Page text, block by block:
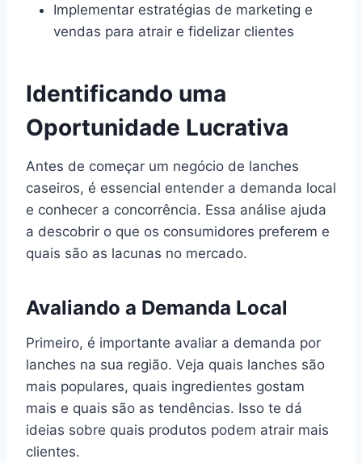
Implementar estratégias de marketing e
vendas para atrair e fidelizar clientes
Identificando uma
Oportunidade Lucrativa
Antes de começar um negócio de lanches
caseiros, é essencial entender a demanda local
e conhecer a concorrência. Essa análise ajuda
a descobrir o que os consumidores preferem e
quais são as lacunas no mercado.
Avaliando a Demanda Local
Primeiro, é importante avaliar a demanda por
lanches na sua região. Veja quais lanches são
mais populares, quais ingredientes gostam
mais e quais são as tendências. Isso te dá
ideias sobre quais produtos podem atrair mais
clientes.